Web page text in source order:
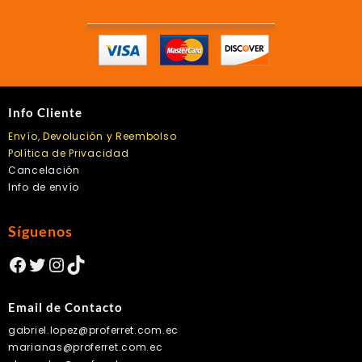
Info Cliente
Envío, Devolución y Reembolso
Política de Privacidad
Cancelación
Info de envío
Síguenos
Facebook
Twitter
Instagram
TikTok
Email de Contacto
gabriel.lopez@proferret.com.ec
marianas@proferret.com.ec